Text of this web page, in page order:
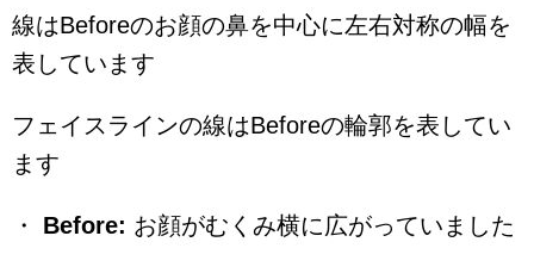
線はBeforeのお顔の鼻を中心に左右対称の幅を
表しています
フェイスラインの線はBeforeの輪郭を表してい
ます
・ Before: お顔がむくみ横に広がっていました